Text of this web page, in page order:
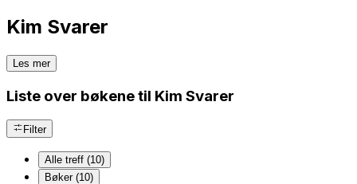
Kim Svarer
Les mer
Liste over bøkene til Kim Svarer
Filter
Alle treff (10)
Bøker (10)